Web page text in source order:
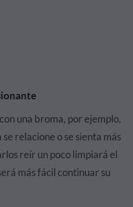
una broma, por ejemplo,
relacione o se sienta más
reír un poco limpiará el
más fácil continuar su